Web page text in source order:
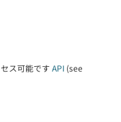
ス可能です API (see